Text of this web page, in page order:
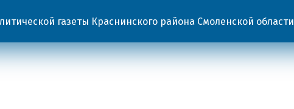
газеты Краснинского района Смоленской области